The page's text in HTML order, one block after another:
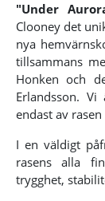
"Under
Clooney det
nya
tillsammans
Honken och
Erlandsson.
endast av
I en väldigt
rasens alla
trygghet,